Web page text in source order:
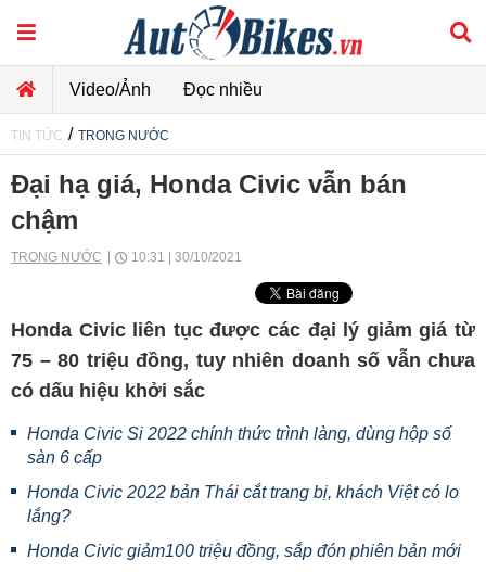
Video/Ảnh Đọc nhiều
TIN TỨC / TRONG NƯỚC
Đại hạ giá, Honda Civic vẫn bán
chậm
TRONG NƯỚC 10:31 | 30/10/2021
Honda Civic liên tục được các đại lý giảm giá từ
75 – 80 triệu đồng, tuy nhiên doanh số vẫn chưa
có dấu hiệu khởi sắc
Honda Civic Si 2022 chính thức trình làng, dùng hộp số
sàn 6 cấp
Honda Civic 2022 bản Thái cắt trang bị, khách Việt có lo
lắng?
Honda Civic giảm100 triệu đồng, sắp đón phiên bản mới